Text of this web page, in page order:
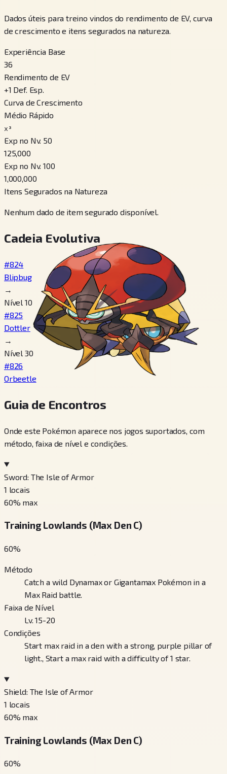
Dados úteis para treino vindos do rendimento de EV, curva
de crescimento e itens segurados na natureza.
Experiência Base
36
Rendimento de EV
+1 Def. Esp.
Curva de Crescimento
Médio Rápido
x³
Exp no Nv. 50
125,000
Exp no Nv. 100
1,000,000
Itens Segurados na Natureza
Nenhum dado de item segurado disponível.
Cadeia Evolutiva
#824
Blipbug
→
Nível 10
#825
Dottler
→
Nível 30
#826
Orbeetle
Guia de Encontros
Onde este Pokémon aparece nos jogos suportados, com
método, faixa de nível e condições.
Sword: The Isle of Armor
1 locais
60% max
Training Lowlands (Max Den C)
60%
Método
Catch a wild Dynamax or Gigantamax Pokémon in a
Max Raid battle.
Faixa de Nível
Lv. 15-20
Condições
Start max raid in a den with a strong, purple pillar of
light., Start a max raid with a difficulty of 1 star.
Shield: The Isle of Armor
1 locais
60% max
Training Lowlands (Max Den C)
60%